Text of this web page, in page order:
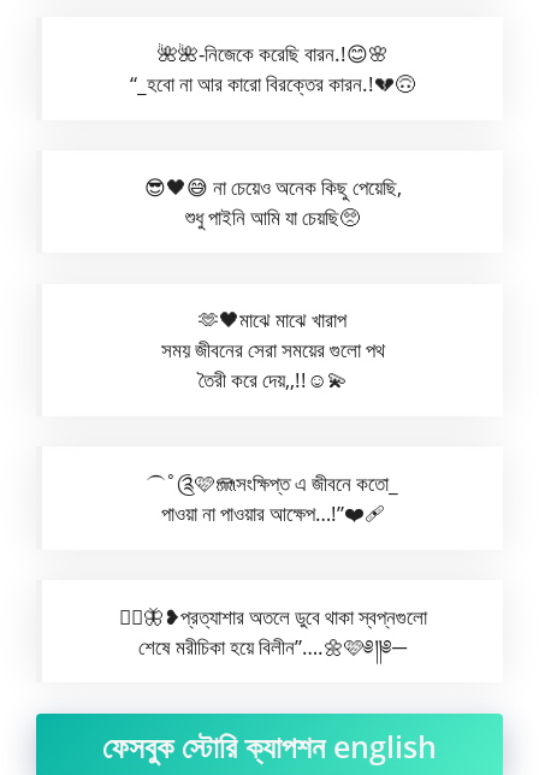
🌺🌺-নিজেকে করেছি বারন.!😊🌸
“_হবো না আর কারো বিরক্তের কারন.!💔🙃
😎🖤😅 না চেয়েও অনেক কিছু পেয়েছি,
শুধু পাইনি আমি যা চেয়ছি🥺
🫶🖤মাঝে মাঝে খারাপ
সময় জীবনের সেরা সময়ের গুলো পথ
তৈরী করে দেয়,,!!☺️💫
⏜˚༊🩷🪼সংক্ষিপ্ত এ জীবনে কতো_
পাওয়া না পাওয়ার আক্ষেপ…!”❤️‍🩹
⋆⃝🦋❥︎প্রত্যাশার অতলে ডুবে থাকা স্বপ্নগুলো
শেষে মরীচিকা হয়ে বিলীন”….🌼🩷༅༎༅─
ফেসবুক স্টোরি ক্যাপশন english